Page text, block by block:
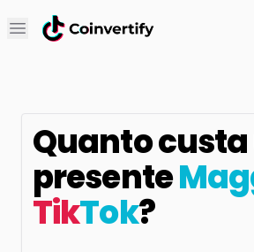
Open main menu
Quanto
presente
TikTok?